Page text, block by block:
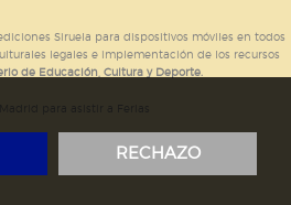
Siruela para dispositivos móviles en todos
legales e implementación de los recursos
de Educación, Cultura y Deporte.
RECHAZO